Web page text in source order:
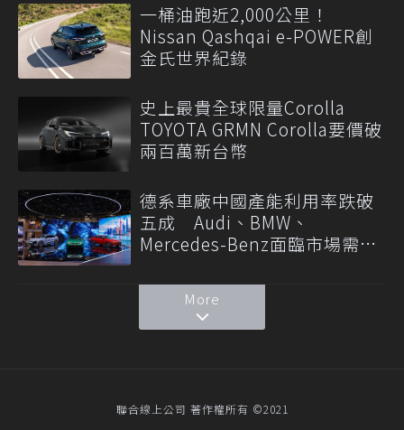
一桶油跑近2,000公里！
Nissan Qashqai e-POWER創
金氏世界紀錄
史上最貴全球限量Corolla
TOYOTA GRMN Corolla要價破
兩百萬新台幣
德系車廠中國產能利用率跌破
五成 Audi、BMW、
Mercedes-Benz面臨市場需求
More
聯合線上公司 著作權所有 ©2021